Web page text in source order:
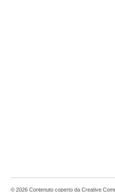
© 2026 Contenuto coperto da Creative